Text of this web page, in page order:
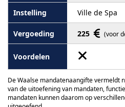
Ville de Spa
225 (voor
De Waalse mandatenaangifte vermeldt
van de uitoefening van mandaten,
mandaten kunnen daarom op